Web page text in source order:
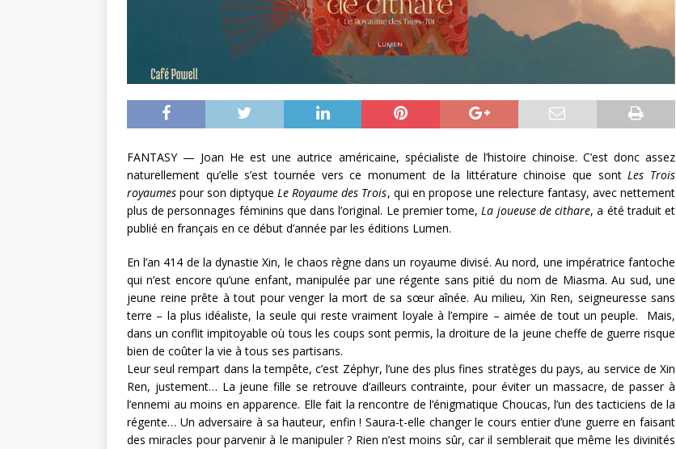
FANTASY — Joan He est une autrice américaine, spécialiste de l’histoire chinoise. C’est donc assez
naturellement qu’elle s’est tournée vers ce monument de la littérature chinoise que sontLes Trois
royaumes pour son diptyqueLe Royaume des Trois, qui en propose une relecture fantasy, avec nettement
plus de personnages féminins que dans l’original. Le premier tome,La joueuse de cithare, a été traduit et
publié en français en ce début d’année par les éditions Lumen.
En l’an 414 de la dynastie Xin, le chaos règne dans un royaume divisé. Au nord, une impératrice fantoche
qui n’est encore qu’une enfant, manipulée par une régente sans pitié du nom de Miasma. Au sud, une
jeune reine prête à tout pour venger la mort de sa sœur aînée. Au milieu, Xin Ren, seigneuresse sans
terre – la plus idéaliste, la seule qui reste vraiment loyale à l’empire – aimée de tout un peuple. Mais,
dans un conflit impitoyable où tous les coups sont permis, la droiture de la jeune cheffe de guerre risque
bien de coûter la vie à tous ses partisans.
Leur seul rempart dans la tempête, c’est Zéphyr, l’une des plus fines stratèges du pays, au service de Xin
Ren, justement… La jeune fille se retrouve d’ailleurs contrainte, pour éviter un massacre, de passer à
l’ennemi au moins en apparence. Elle fait la rencontre de l’énigmatique Choucas, l’un des tacticiens de la
régente… Un adversaire à sa hauteur, enfin ! Saura-t-elle changer le cours entier d’une guerre en faisant
des miracles pour parvenir à le manipuler ? Rien n’est moins sûr, car il semblerait que même les divinités